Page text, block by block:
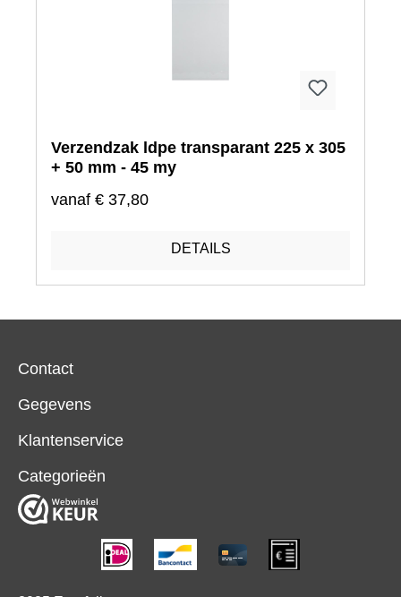
Verzendzak ldpe transparant 225 x 305
+ 50 mm - 45 my
vanaf € 37,80
DETAILS
Contact
Gegevens
Klantenservice
Categorieën